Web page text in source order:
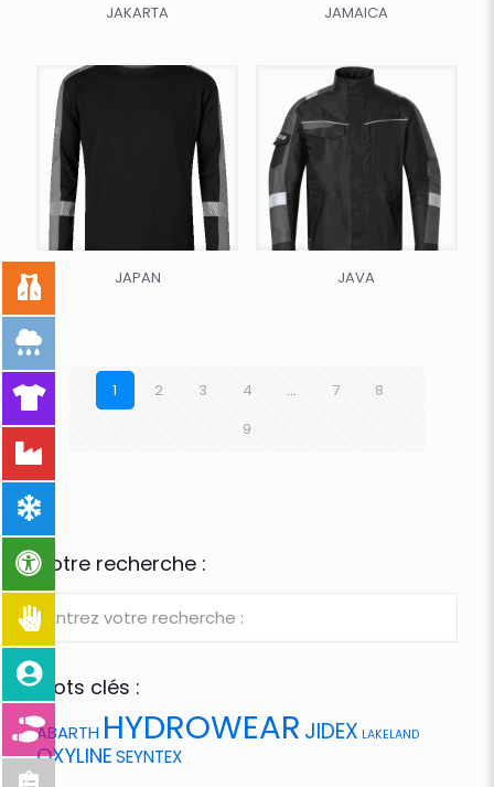
JAKARTA JAMAICA
JAPAN JAVA
1 2 3 4 … 7
8
9
Votre recherche :
Mots clés :
ABARTH HYDROWEAR JIDEX LAKELAND
OXYLINESEYNTEX